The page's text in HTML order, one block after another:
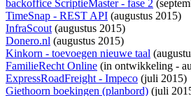
backoffice ScriptieMaster - fase 2
TimeSnap - REST API (augustus 2015)
InfraScout(augustus 2015)
Donero.nl (augustus 2015)
Kinkorn - toevoegen nieuwe taal
FamilieRecht Online (in ontwikkeling -
ExpressRoadFreight - Impeco (juli 2015)
Giethoorn boekingen (planbord) (juli